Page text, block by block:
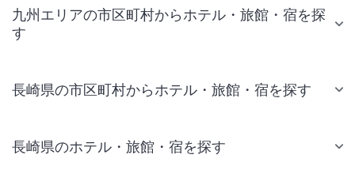
九州エリアの市区町村からホテル・旅館・宿を探
す
長崎県の市区町村からホテル・旅館・宿を探す
長崎県のホテル・旅館・宿を探す